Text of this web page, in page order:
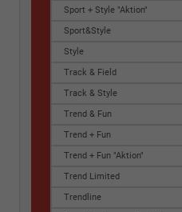
Sport + Style "Aktion"
Sport&Style
Style
Track & Field
Track & Style
Trend & Fun
Trend + Fun
Trend + Fun "Aktion"
Trend Limited
Trendline